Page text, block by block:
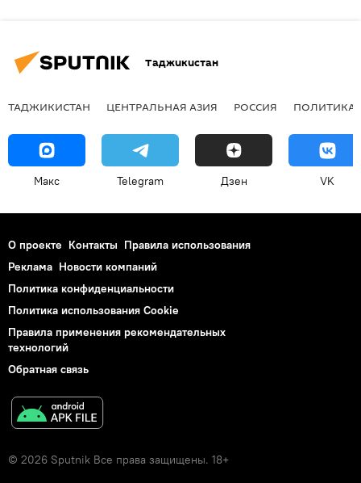
Таджикистан
ТАДЖИКИСТАН ЦЕНТРАЛЬНАЯ АЗИЯ РОССИЯ ПОЛИТИКА
Макс Telegram Дзен VK
О проекте Контакты Правила использования
Реклама Новости компаний
Политика конфиденциальности
Политика использования Cookie
Правила применения рекомендательных
технологий
Обратная связь
© 2026 Sputnik Все права защищены. 18+